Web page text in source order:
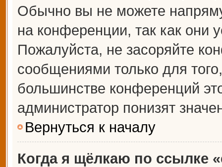
Обычно вы не можете
на конференции, так как они
Пожалуйста, не засоряйте
сообщениями только для
большинстве конференций
администратор понизят
Вернуться к началу
Когда я щёлкаю по ссылке